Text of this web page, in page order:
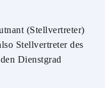
(Stellvertreter)
Stellvertreter des
Dienstgrad